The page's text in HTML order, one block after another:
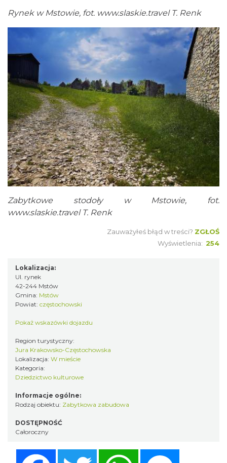
Rynek w Mstowie, fot. www.slaskie.travelT. Renk
Zabytkowe stodoły w Mstowie, fot.
www.slaskie.travelT. Renk
Zauważyłeś błąd w treści? ZGŁOŚ
Wyświetlenia: 254
Lokalizacja:
Ul. rynek
42-244 Mstów
Gmina: Mstów
Powiat: częstochowski
Pokaż wskazówki dojazdu
Region turystyczny:
Jura Krakowsko-Częstochowska
Lokalizacja: W mieście
Kategoria:
Dziedzictwo kulturowe
Informacje ogólne:
Rodzaj obiektu: Zabytkowa zabudowa
DOSTĘPNOŚĆ
Całoroczny
Twitter